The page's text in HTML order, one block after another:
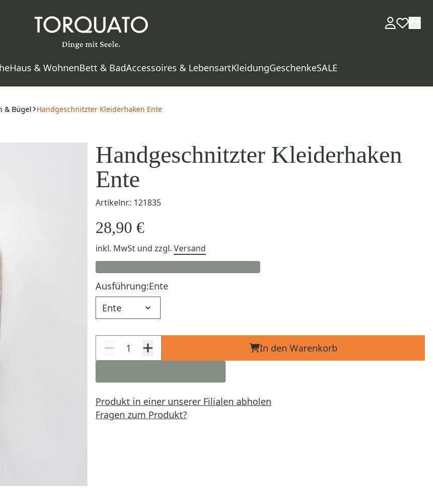
Haus & WohnenBett & BadAccessoires & LebensartKleidungGeschenkeSALE
& Bügel Handgeschnitzter Kleiderhaken Ente
Handgeschnitzter Kleiderhaken
Ente
Artikelnr.: 121835
28,90 €
inkl. MwSt und zzgl. Versand
Ausführung:Ente
In den Warenkorb
Produkt in einer unserer Filialen abholen
Fragen zum Produkt?